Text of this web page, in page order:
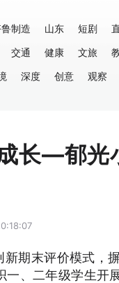
制造 山东 短剧
交通 健康 文旅
深度 创意 观察
长—郁光
新期末评价模式
一、二年级学生